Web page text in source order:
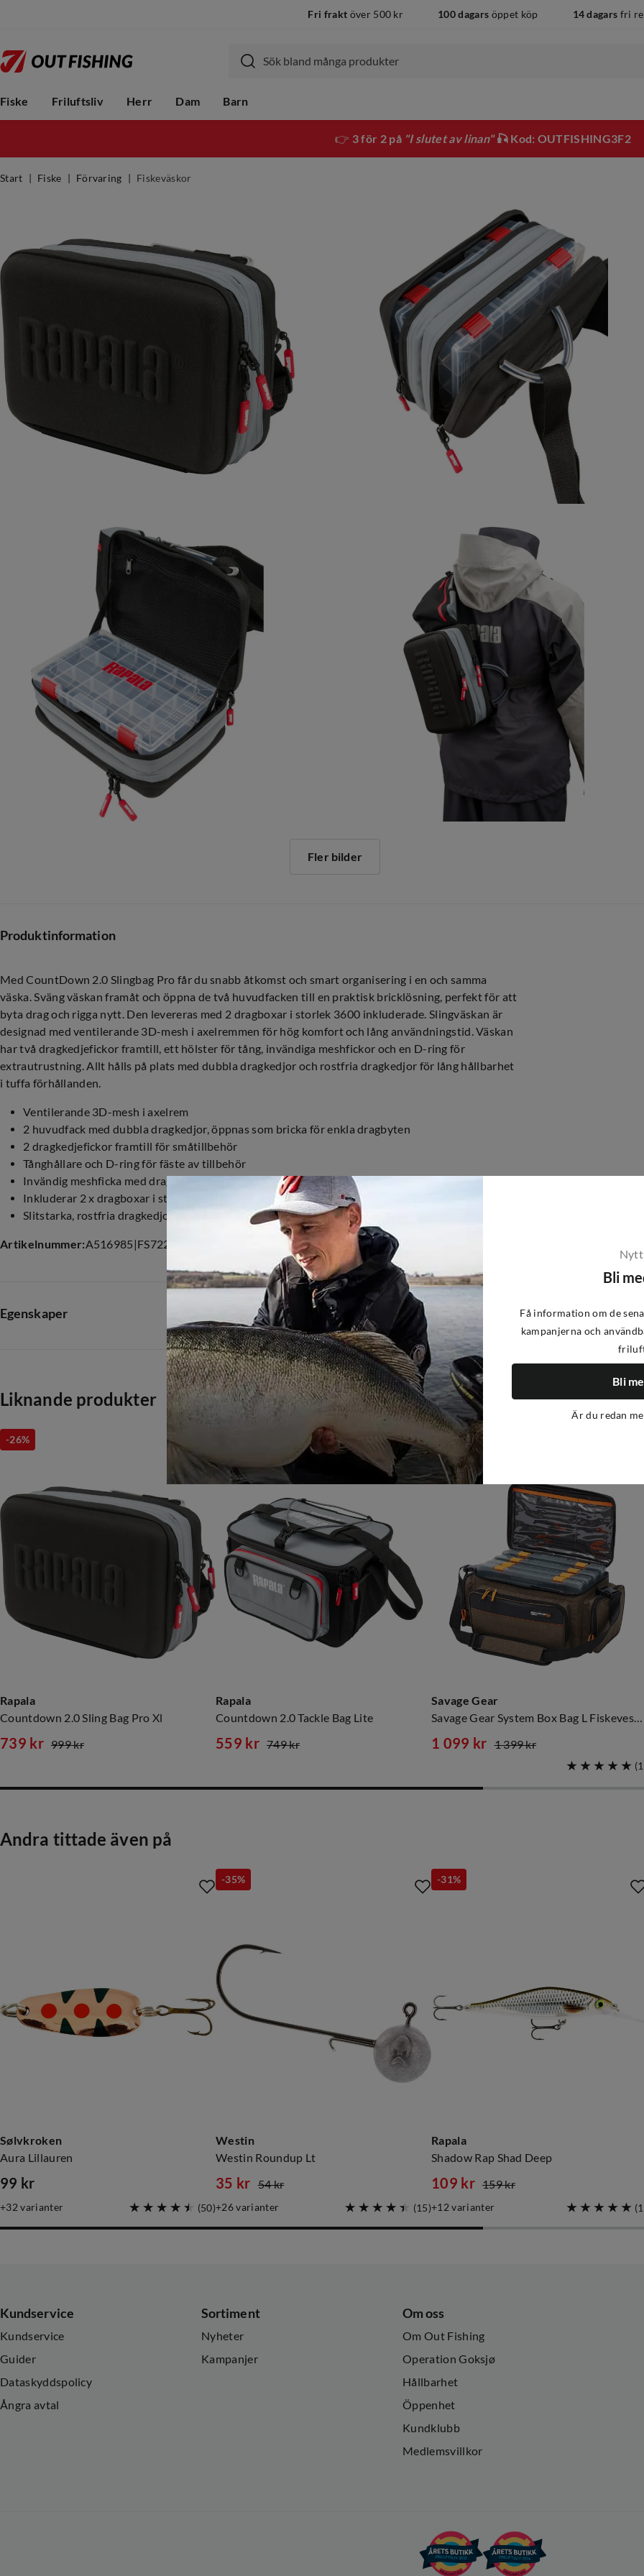
Fri frakt över 500 kr 100 dagars öppet köp 14 dagars fri
Fiske Friluftsliv Herr Dam Barn
👉 3 för 2 på "I slutet av linan"🎣 Kod: OUTFISHING3F2
Start Fiske Förvaring Fiskeväskor
Fler bilder
Produktinformation
Med CountDown 2.0 Slingbag Pro får du snabb åtkomst och smart organisering i en och samma
väska. Sväng väskan framåt och öppna de två huvudfacken till en praktisk bricklösning, perfekt för att
byta drag och rigga nytt. Den levereras med 2 dragboxar i storlek 3600 inkluderade. Slingväskan är
designad med ventilerande 3D-mesh i axelremmen för hög komfort och lång användningstid. Väskan
har två dragkedjefickor framtill, ett hölster för tång, invändiga meshfickor och en D-ring för
extrautrustning. Allt hålls på plats med dubbla dragkedjor och rostfria dragkedjor för lång hållbarhet
i tuffa förhållanden.
Ventilerande 3D-mesh i axelrem
2 huvudfack med dubbla dragkedjor, öppnas som bricka för enkla dragbyten
2 dragkedjefickor framtill för småtillbehör
Tånghållare och D-ring för fäste av tillbehör
Invändig meshficka med dragkedja
Inkluderar 2 x dragboxar i storlek 3600
Slitstarka, rostfria dragkedjor
Artikelnummer:A516985 |FS722620
Egenskaper
not_defined
Liknande produkter
Rapala
Countdown 2.0 Sling Bag Pro Xl
-26%
739 kr 999 kr
Rapala
Countdown 2.0 Tackle Bag Lite
559 kr 749 kr
Savage Gear
Savage Gear System Box Bag L Fiskeveske For Fiskeutstyr
-21%
1 099 kr 1 399 kr
(1
Andra tittade även på
Sølvkroken
Aura Lillauren
99 kr
32 varianter (50)
Westin
Westin Roundup Lt
-35%
price
35 kr
price
54 kr
26 varianter (15)
Rapala
Shadow Rap Shad Deep
-31%
price
109 kr
price
159 kr
12 varianter (1
Kundservice
Kundservice
Guider
Dataskyddspolicy
Ångra avtal
Sortiment
Nyheter
Kampanjer
Om oss
Om Out Fishing
Operation Goksjø
Hållbarhet
Öppenhet
Kundklubb
Medlemsvillkor
Bli
Få information om de
kampanjerna och
Bli
Är du redan